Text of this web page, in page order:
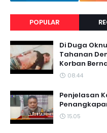
POPULAR
Di Duga
Tahanan
Korban
08.44
Penjelasan
15.05